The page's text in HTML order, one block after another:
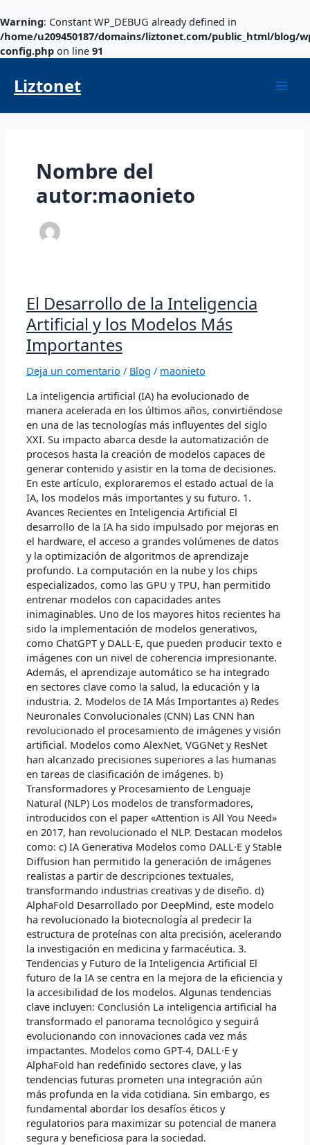
Warning: Constant WP_DEBUG already defined in
/home/u209450187/domains/liztonet.com/public_html/blog/
config.php on line 91
al
contenido
Liztonet
Nombre del
autor:maonieto
El Desarrollo de la Inteligencia
Artificial y los Modelos Más
Importantes
Deja un comentario / Blog / maonieto
La inteligencia artificial (IA) ha evolucionado de
manera acelerada en los últimos años, convirtiéndose
en una de las tecnologías más influyentes del siglo
XXI. Su impacto abarca desde la automatización de
procesos hasta la creación de modelos capaces de
generar contenido y asistir en la toma de decisiones.
En este artículo, exploraremos el estado actual de la
IA, los modelos más importantes y su futuro. 1.
Avances Recientes en Inteligencia Artificial El
desarrollo de la IA ha sido impulsado por mejoras en
el hardware, el acceso a grandes volúmenes de datos
y la optimización de algoritmos de aprendizaje
profundo. La computación en la nube y los chips
especializados, como las GPU y TPU, han permitido
entrenar modelos con capacidades antes
inimaginables. Uno de los mayores hitos recientes ha
sido la implementación de modelos generativos,
como ChatGPT y DALL·E, que pueden producir texto e
imágenes con un nivel de coherencia impresionante.
Además, el aprendizaje automático se ha integrado
en sectores clave como la salud, la educación y la
industria. 2. Modelos de IA Más Importantes a) Redes
Neuronales Convolucionales (CNN) Las CNN han
revolucionado el procesamiento de imágenes y visión
artificial. Modelos como AlexNet, VGGNet y ResNet
han alcanzado precisiones superiores a las humanas
en tareas de clasificación de imágenes. b)
Transformadores y Procesamiento de Lenguaje
Natural (NLP) Los modelos de transformadores,
introducidos con el paper «Attention is All You Need»
en 2017, han revolucionado el NLP. Destacan modelos
como: c) IA Generativa Modelos como DALL·E y Stable
Diffusion han permitido la generación de imágenes
realistas a partir de descripciones textuales,
transformando industrias creativas y de diseño. d)
AlphaFold Desarrollado por DeepMind, este modelo
ha revolucionado la biotecnología al predecir la
estructura de proteínas con alta precisión, acelerando
la investigación en medicina y farmacéutica. 3.
Tendencias y Futuro de la Inteligencia Artificial El
futuro de la IA se centra en la mejora de la eficiencia y
la accesibilidad de los modelos. Algunas tendencias
clave incluyen: Conclusión La inteligencia artificial ha
transformado el panorama tecnológico y seguirá
evolucionando con innovaciones cada vez más
impactantes. Modelos como GPT-4, DALL·E y
AlphaFold han redefinido sectores clave, y las
tendencias futuras prometen una integración aún
más profunda en la vida cotidiana. Sin embargo, es
fundamental abordar los desafíos éticos y
regulatorios para maximizar su potencial de manera
segura y beneficiosa para la sociedad.
El
Desarrollo
de
la
Inteligencia
Artificial
los
Modelos
Más
Importantes
de
entradas